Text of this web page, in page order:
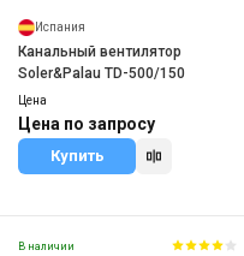
Испания
Канальный вентилятор
Soler&Palau TD-500/150
Цена
Цена по запросу
Купить
В наличии